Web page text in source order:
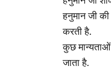
हनुमान जी
करती है.
कुछ मान्यताओं
जाता है.